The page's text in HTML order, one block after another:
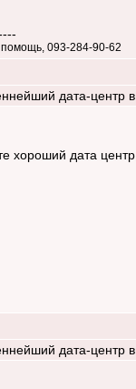
093-284-90-62
дата-центр
хороший дата
дата-центр